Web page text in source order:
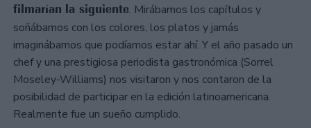
filmarían la siguiente. Mirábamos los capítulos y
soñábamos con los colores, los platos y jamás
imaginábamos que podíamos estar ahí. Y el año pasado un
chef y una prestigiosa periodista gastronómica (Sorrel
Moseley-Williams) nos visitaron y nos contaron de la
posibilidad de participar en la edición latinoamericana.
Realmente fue un sueño cumplido.